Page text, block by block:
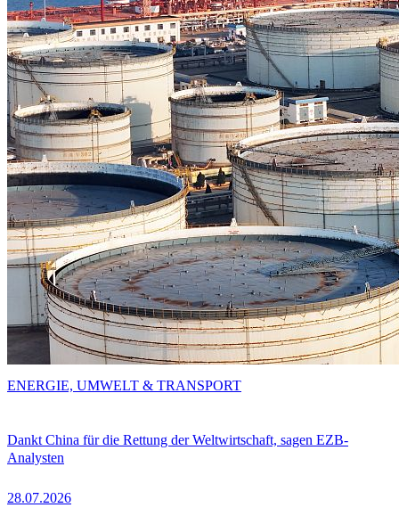
Dankt China für die Rettung der Weltwirtschaft, sagen EZB-
Analysten
28.07.2026
ENERGIE, UMWELT & TRANSPORT